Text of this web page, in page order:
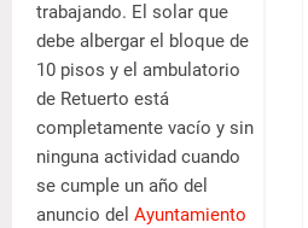
trabajando. El solar que
debe albergar el bloque de
10 pisos y el ambulatorio
de Retuerto está
completamente vacío y sin
ninguna actividad cuando
se cumple un año del
anuncio del Ayuntamiento